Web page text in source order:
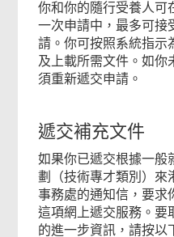
你和你的隨行受養人可
一次申請中，最多可接
請。你可按照系統指示
及上載所需文件。如你
須重新遞交申請。
遞交補充文件
如果你已遞交根據一般
劃（技術專才類別）來
事務處的通知信，要求
這項網上遞交服務。要
的進一步資訊，請按以